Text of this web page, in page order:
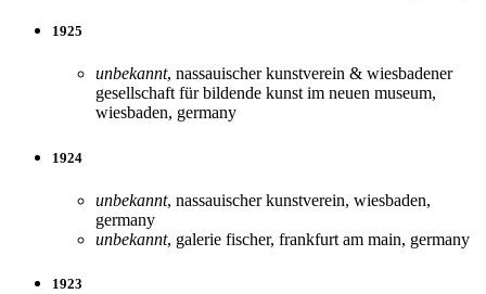
1925
unbekannt, nassauischer kunstverein & wiesbadener
gesellschaft für bildende kunst im neuen museum,
wiesbaden, germany
1924
unbekannt, nassauischer kunstverein, wiesbaden,
germany
unbekannt, galerie fischer, frankfurt am main, germany
1923